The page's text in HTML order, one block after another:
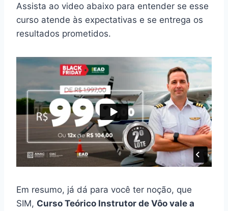
Assista ao video abaixo para entender se esse
curso atende às expectativas e se entrega os
resultados prometidos.
Em resumo, já dá para você ter noção, que
SIM, Curso Teórico Instrutor de Vôo vale a